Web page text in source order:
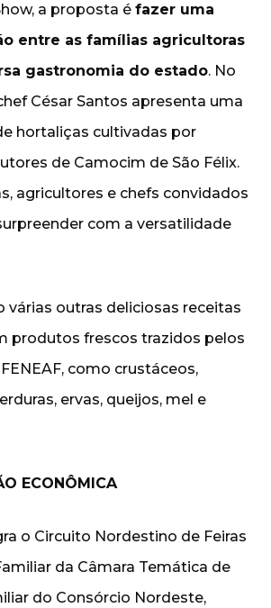
a proposta éfazer uma
entre as famílias agricultoras
gastronomia do estado. No
César Santos apresenta uma
hortaliças cultivadas por
de Camocim de São Félix.
agricultores e chefs convidados
com a versatilidade
várias outras deliciosas receitas
produtos frescos trazidos pelos
como crustáceos,
ervas, queijos, mel e
ECONÔMICA
o Circuito Nordestino de Feiras
da Câmara Temática de
do Consórcio Nordeste,